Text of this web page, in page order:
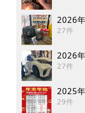
2026
27件
2026
27件
2025
29件